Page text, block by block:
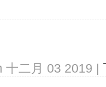
十二月 03 2019 |